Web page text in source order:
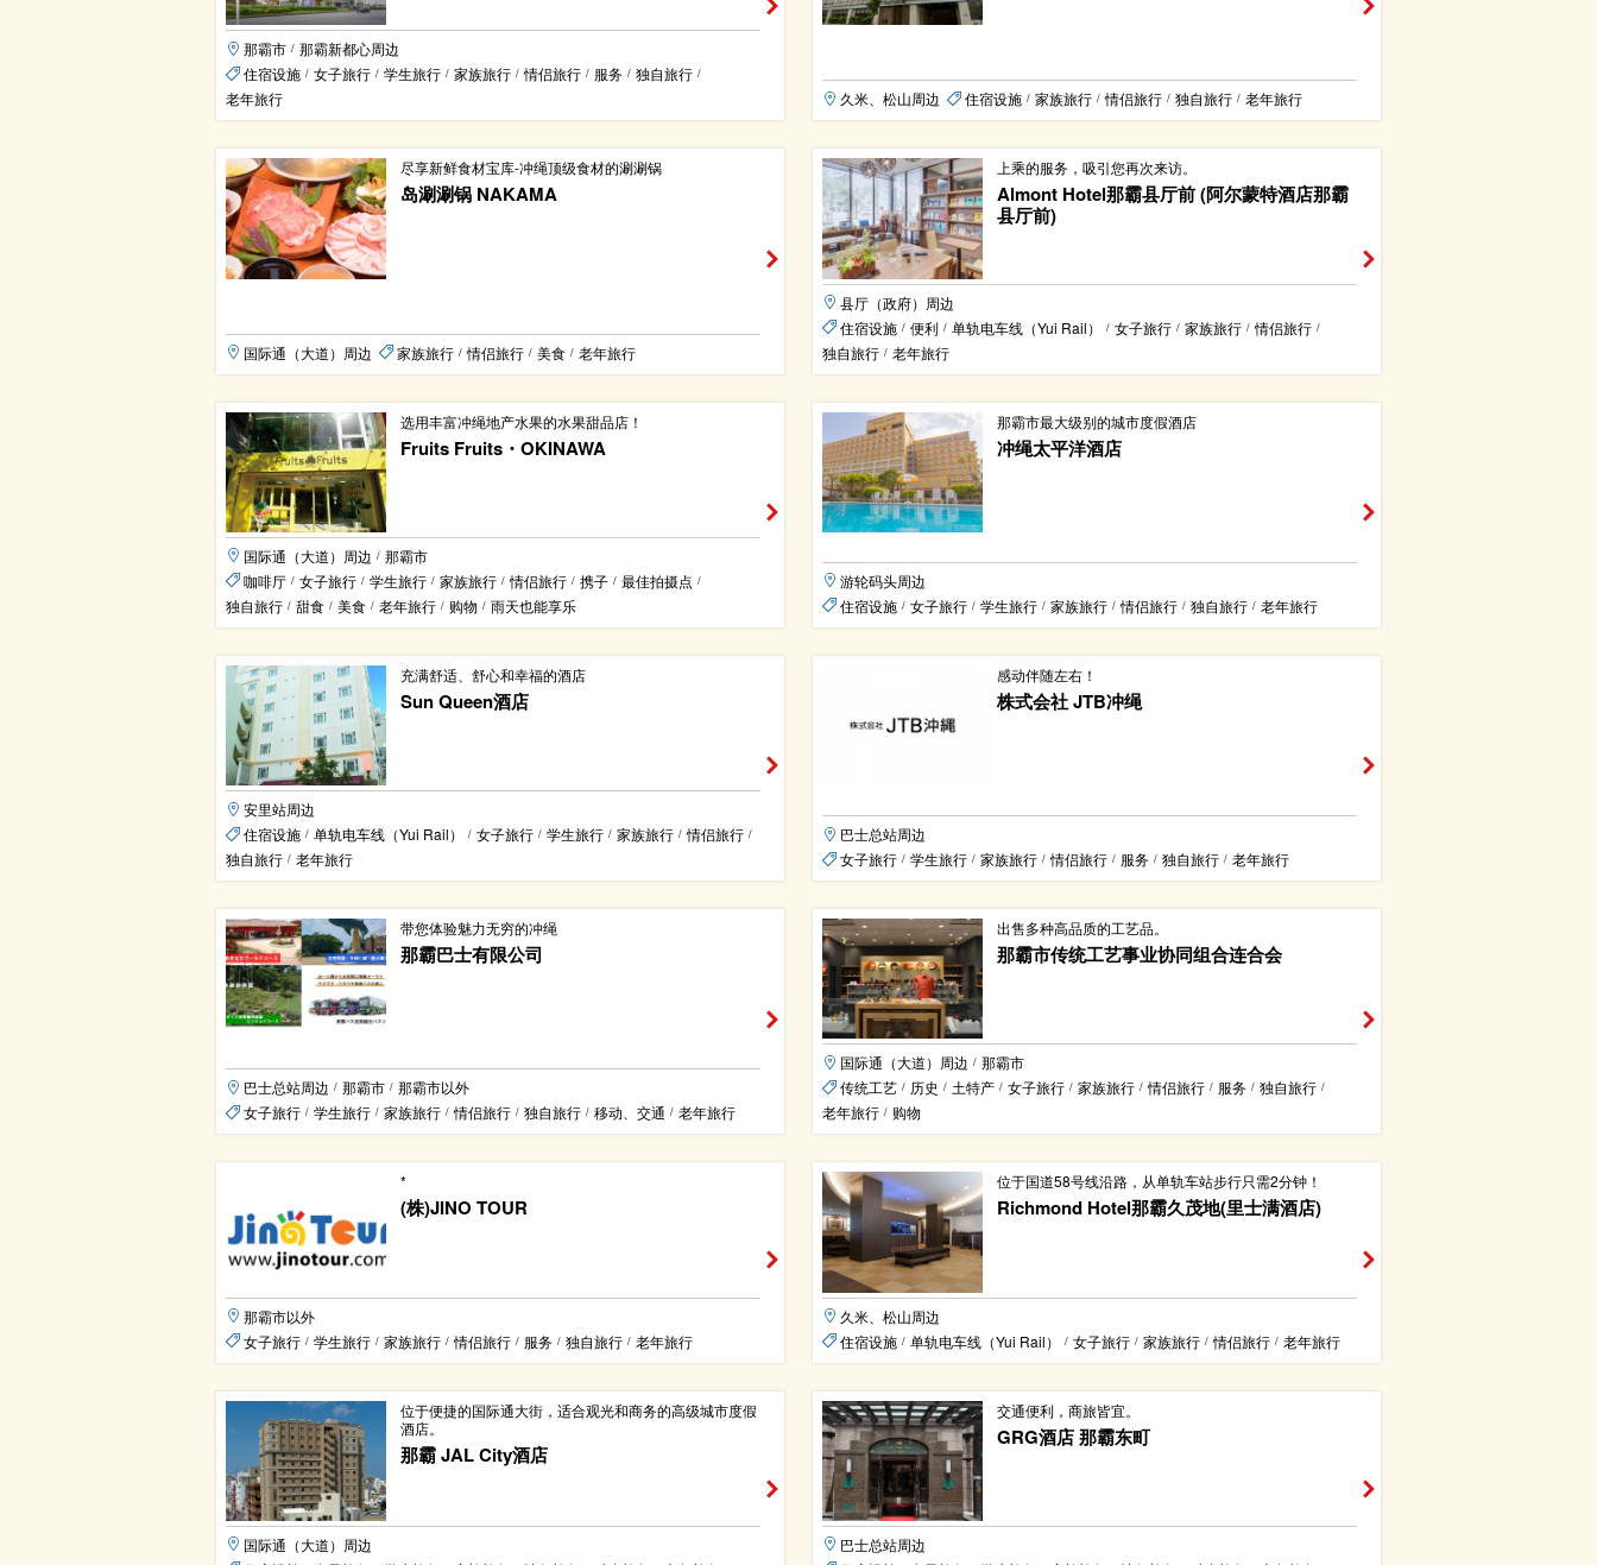
那霸市 / 那霸新都心周边
住宿设施 / 女子旅行 / 学生旅行 / 家族旅行 / 情侣旅行 / 服务 / 独自旅行 /
老年旅行 久米、松山周边 住宿设施 / 家族旅行 / 情侣旅行 / 独自旅行 / 老年旅行
尽享新鲜食材宝库-冲绳顶级食材的涮涮锅
岛涮涮锅 NAKAMA
国际通（大道）周边 家族旅行 / 情侣旅行 / 美食 / 老年旅行
上乘的服务，吸引您再次来访。
Almont Hotel那霸县厅前 (阿尔蒙特酒店那霸
县厅前)
县厅（政府）周边
住宿设施 / 便利 / 单轨电车线（Yui Rail） / 女子旅行 / 家族旅行 / 情侣旅行 /
独自旅行 / 老年旅行
选用丰富冲绳地产水果的水果甜品店！
Fruits Fruits・OKINAWA
国际通（大道）周边 / 那霸市
咖啡厅 / 女子旅行 / 学生旅行 / 家族旅行 / 情侣旅行 / 携子 / 最佳拍摄点 /
独自旅行 / 甜食 / 美食 / 老年旅行 / 购物 / 雨天也能享乐
那霸市最大级别的城市度假酒店
冲绳太平洋酒店
游轮码头周边
住宿设施 / 女子旅行 / 学生旅行 / 家族旅行 / 情侣旅行 / 独自旅行 / 老年旅行
充满舒适、舒心和幸福的酒店
Sun Queen酒店
安里站周边
住宿设施 / 单轨电车线（Yui Rail） / 女子旅行 / 学生旅行 / 家族旅行 / 情侣旅行 /
独自旅行 / 老年旅行
感动伴随左右！
株式会社 JTB冲绳
巴士总站周边
女子旅行 / 学生旅行 / 家族旅行 / 情侣旅行 / 服务 / 独自旅行 / 老年旅行
带您体验魅力无穷的冲绳
那霸巴士有限公司
巴士总站周边 / 那霸市 / 那霸市以外
女子旅行 / 学生旅行 / 家族旅行 / 情侣旅行 / 独自旅行 / 移动、交通 / 老年旅行
出售多种高品质的工艺品。
那霸市传统工艺事业协同组合连合会
国际通（大道）周边 / 那霸市
传统工艺 / 历史 / 土特产 / 女子旅行 / 家族旅行 / 情侣旅行 / 服务 / 独自旅行 /
老年旅行 / 购物
*
(株)JINO TOUR
那霸市以外
女子旅行 / 学生旅行 / 家族旅行 / 情侣旅行 / 服务 / 独自旅行 / 老年旅行
位于国道58号线沿路，从单轨车站步行只需2分钟！
Richmond Hotel那霸久茂地(里士满酒店)
久米、松山周边
住宿设施 / 单轨电车线（Yui Rail） / 女子旅行 / 家族旅行 / 情侣旅行 / 老年旅行
位于便捷的国际通大街，适合观光和商务的高级城市度假
酒店。
那霸 JAL City酒店
国际通（大道）周边
交通便利，商旅皆宜。
GRG酒店 那霸东町
巴士总站周边